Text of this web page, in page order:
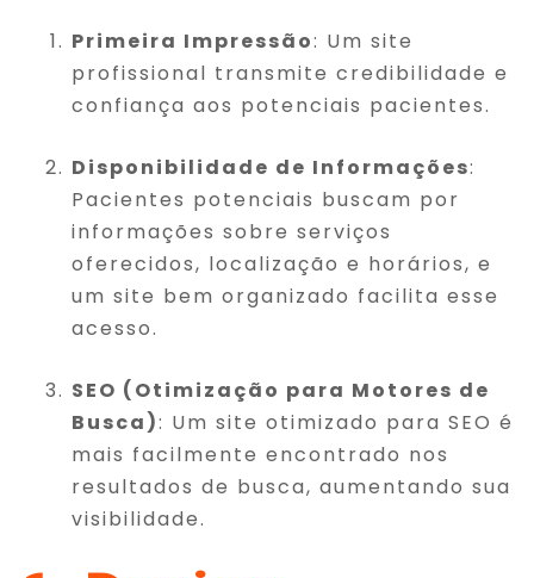
Primeira Impressão: Um site
profissional transmite credibilidade e
confiança aos potenciais pacientes.
Disponibilidade de Informações:
Pacientes potenciais buscam por
informações sobre serviços
oferecidos, localização e horários, e
um site bem organizado facilita esse
acesso.
SEO (Otimização para Motores de
Busca): Um site otimizado para SEO é
mais facilmente encontrado nos
resultados de busca, aumentando sua
visibilidade.